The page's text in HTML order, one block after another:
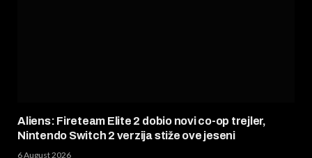
Aliens: Fireteam Elite 2 dobio novi co-op trejler,
Nintendo Switch 2 verzija stiže ove jeseni
6 August 2026